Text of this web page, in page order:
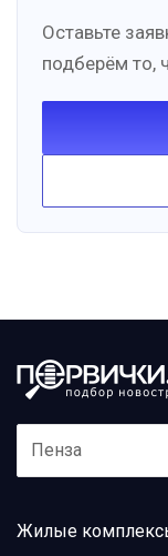
Оставьте
подберём то,
Пенза
Жилые